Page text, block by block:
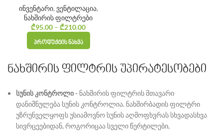
ინვენტარი, ვენტილაცია,
ნახშირის ფილტრები
₾95.00 – ₾210.00
range:
₾95.00
₾210.00
ᲞᲠᲝᲓᲣᲥᲢᲘᲡ ᲜᲐᲮᲕᲐ
ნახშირის ფილტრის უპირატესობები
სუნის კონტროლი- ნახშირის ფილტრის მთავარი
დანიშნულება სუნის კონტროლია. ნახშირბადის ფილტრი
უზრუნველყოფს უსიამოვნო სუნის აღმოფხვრას სხვადასხვა
სივრცეებიდან, როგორიცაა სველი წერტილები,